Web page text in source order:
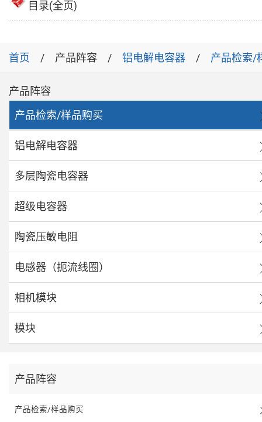
目录(全页)
首页 产品阵容 铝电解电容器 产品检索/
产品阵容
产品检索/样品购买
铝电解电容器
多层陶瓷电容器
超级电容器
陶瓷压敏电阻
电感器（扼流线圈）
相机模块
模块
产品阵容
产品检索/样品购买